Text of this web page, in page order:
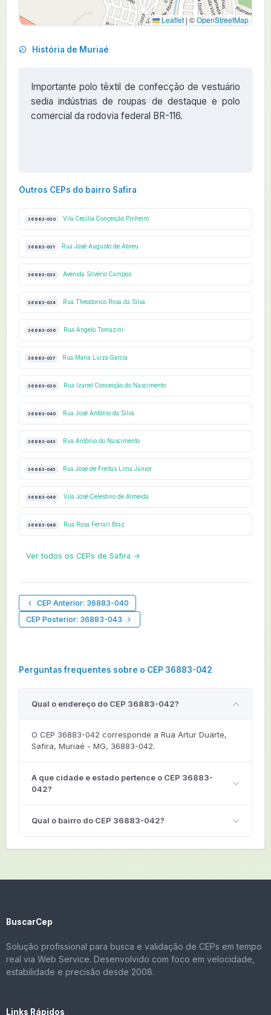
Leaflet | ©OpenStreetMap
História de Muriaé
Importante polo têxtil de confecção de vestuário
sedia indústrias de roupas de destaque e polo
comercial da rodovia federal BR-116.
Outros CEPs do bairro Safira
36883-030 Vila Cecília Conceição Pinheiro
36883-031 Rua José Augusto de Abreu
36883-033 Avenida Silvério Campos
36883-034 Rua Theodorico Rosa da Silva
36883-036 Rua Angelo Tomazini
36883-037 Rua Maria Luiza Garcia
36883-039 Rua Izanel Conceição do Nascimento
36883-040 Rua José Antônio da Silva
36883-043 Rua Antônio do Nascimento
36883-045 Rua José de Freitas Lima Júnior
36883-046 Vila José Celestino de Almeida
36883-048 Rua Rosa Ferrari Braz
Ver todos os CEPs de Safira →
CEP Anterior: 36883-040
CEP Posterior: 36883-043
Perguntas frequentes sobre o CEP 36883-042
Qual o endereço do CEP 36883-042?
O CEP 36883-042 corresponde a Rua Artur Duarte,
Safira, Muriaé - MG, 36883-042.
A que cidade e estado pertence o CEP 36883-
042?
Qual o bairro do CEP 36883-042?
BuscarCep
Solução profissional para busca e validação de CEPs em tempo
real via Web Service. Desenvolvido com foco em velocidade,
estabilidade e precisão desde 2008.
Links Rápidos